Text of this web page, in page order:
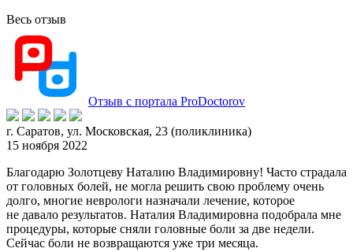
Весь отзыв
Отзыв с портала ProDoctorov
г. Саратов, ул. Московская, 23 (поликлиника)
15 ноября 2022
Благодарю Золотцеву Наталию Владимировну! Часто страдала
от головных болей, не могла решить свою проблему очень
долго, многие неврологи назначали лечение, которое
не давало результатов. Наталия Владимировна подобрала мне
процедуры, которые сняли головные боли за две недели.
Сейчас боли не возвращаются уже три месяца.